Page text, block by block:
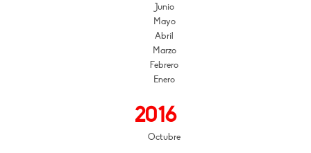
Junio
Mayo
Abril
Marzo
Febrero
Enero
2016
Octubre